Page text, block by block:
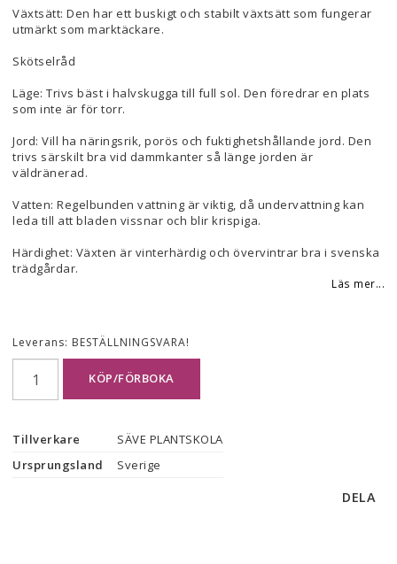
Växtsätt: Den har ett buskigt och stabilt växtsätt som fungerar
utmärkt som marktäckare.
Skötselråd
Läge: Trivs bäst i halvskugga till full sol. Den föredrar en plats
som inte är för torr.
Jord: Vill ha näringsrik, porös och fuktighetshållande jord. Den
trivs särskilt bra vid dammkanter så länge jorden är
väldränerad.
Vatten: Regelbunden vattning är viktig, då undervattning kan
leda till att bladen vissnar och blir krispiga.
Härdighet: Växten är vinterhärdig och övervintrar bra i svenska
trädgårdar.
Läs mer...
Leverans: BESTÄLLNINGSVARA!
KÖP/FÖRBOKA
Tillverkare
SÄVE PLANTSKOLA
Ursprungsland
Sverige
DELA